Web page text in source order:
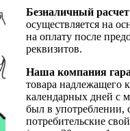
Безналичный расчет
осуществляется на
на оплату после
реквизитов.
Наша компания
товара надлежащего
календарных дней с
был в употреблении,
потребительские